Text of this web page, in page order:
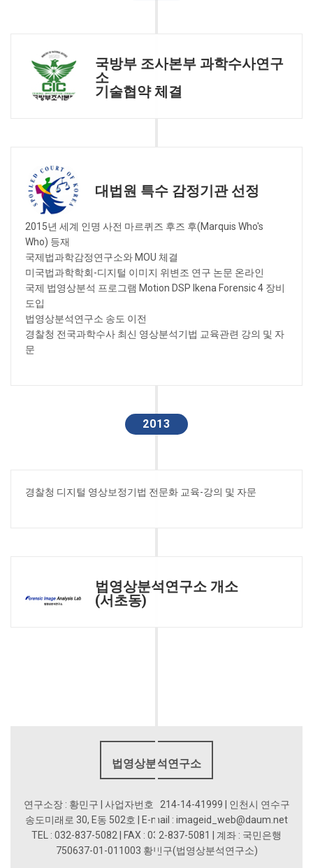
국방부 조사본부 과학수사연구
소
기술협약 체결
대법원 특수 감정기관 선정
2015년 세계 인명 사전 마르퀴즈 후즈 후(Marquis Who's
Who) 등재
국제법과학감정연구소와 MOU 체결
미국법과학학회-디지털 이미지 위변조 연구 논문 온라인
국제 법영상분석 프로그램 Motion DSP Ikena Forensic 4 장비
도입
법영상분석연구소 송도 이전
경찰청 전국과학수사 최신 영상분석기법 교육관련 강의 및 자
문
2013
경찰청 디지털 영상보정기법 전문화 교육-강의 및 자문
법영상분석연구소 개소
(서초동)
법영상분석연구소
연구소장 : 황민구 | 사업자번호 : 214-14-41999 | 인천시 연수구
송도미래로 30, E동 502호 | E-mail : imageid_web@daum.net
TEL : 032-837-5082 | FAX : 032-837-5081 | 계좌 : 국민은행
750637-01-011003 황민구(법영상분석연구소)